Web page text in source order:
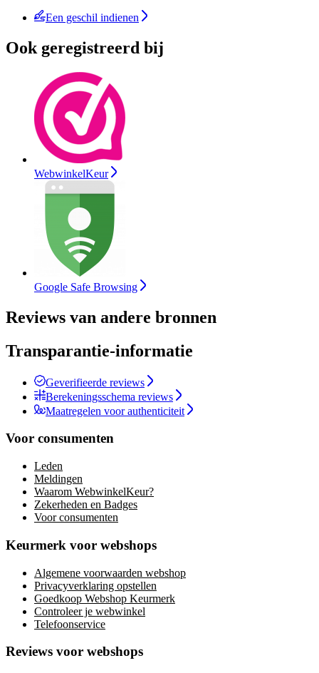
Een geschil indienen
Ook geregistreerd bij
WebwinkelKeur
Google Safe Browsing
Reviews van andere bronnen
Transparantie-informatie
Geverifieerde reviews
Berekeningsschema reviews
Maatregelen voor authenticiteit
Voor consumenten
Leden
Meldingen
Waarom WebwinkelKeur?
Zekerheden en Badges
Voor consumenten
Keurmerk voor webshops
Algemene voorwaarden webshop
Privacyverklaring opstellen
Goedkoop Webshop Keurmerk
Controleer je webwinkel
Telefoonservice
Reviews voor webshops